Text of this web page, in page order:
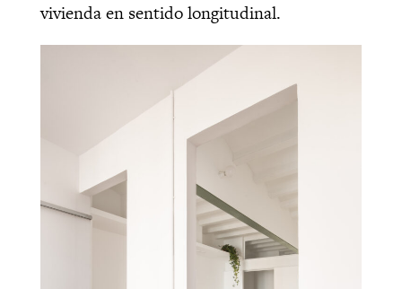
vivienda en sentido longitudinal.